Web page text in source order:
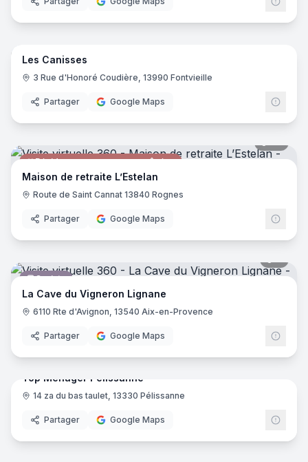
Restaurant
8
Les Canisses
3 Rue d'Honoré Coudière, 13990 Fontvieille
Partager Google Maps
Résidence pour personnes âgées
Maison de retraite L’Estelan
Route de Saint Cannat 13840 Rognes
Partager Google Maps
Caviste
La Cave du Vigneron Lignane
6110 Rte d'Avignon, 13540 Aix-en-Provence
Partager Google Maps
Magasin d'électroménager
Top Ménager Pélissanne
14 za du bas taulet, 13330 Pélissanne
Partager Google Maps